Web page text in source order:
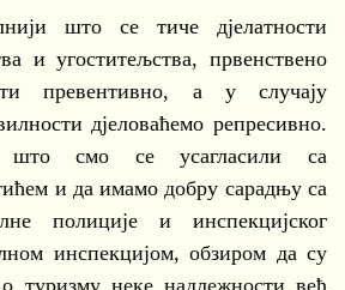
што се тиче дјелатности
и угоститељства, првенствено
превентивно, а у случају
дјеловаћемо репресивно.
смо се усагласили са
и да имамо добру сарадњу са
полиције и инспекцијског
инспекцијом, обзиром да су
туризму неке надлежности већ